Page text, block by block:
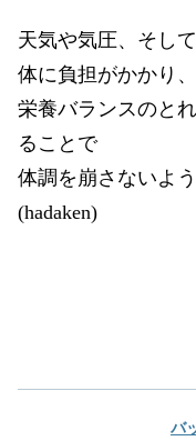
天気や気圧、そし
体に負担がかかり
栄養バランスのと
ることで
体調を崩さないよ
(hadaken)
バ